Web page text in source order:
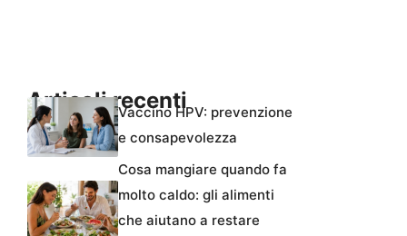
Articoli recentiVaccino HPV: prevenzione
e consapevolezza
Cosa mangiare quando fa
molto caldo: gli alimenti
che aiutano a restare